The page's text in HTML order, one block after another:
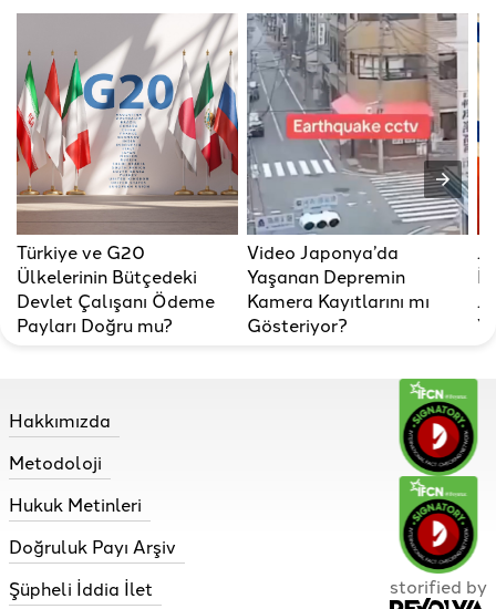
Türkiye ve G20
Ülkelerinin Bütçedeki
Devlet Çalışanı Ödeme
Payları Doğru mu?
Video Japonya’da
Yaşanan Depremin
Kamera Kayıtlarını mı
Gösteriyor?
Hakkımızda
Metodoloji
Hukuk Metinleri
Doğruluk Payı Arşiv
Şüpheli İddia İlet
storified by